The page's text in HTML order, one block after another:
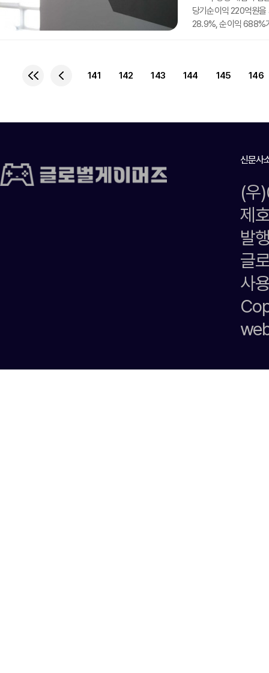
당기순이익 220억원을
28.9%, 순이익 688%
지난해 1분기 대비
141 142 143 144 145 146
신문사
(우
제
발
글
사